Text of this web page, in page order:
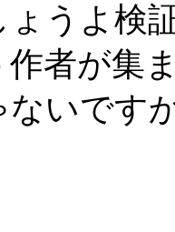
うよ検
者が集
ないです